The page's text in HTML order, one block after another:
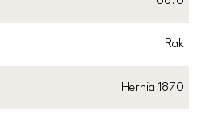
Rak
Hernia 1870